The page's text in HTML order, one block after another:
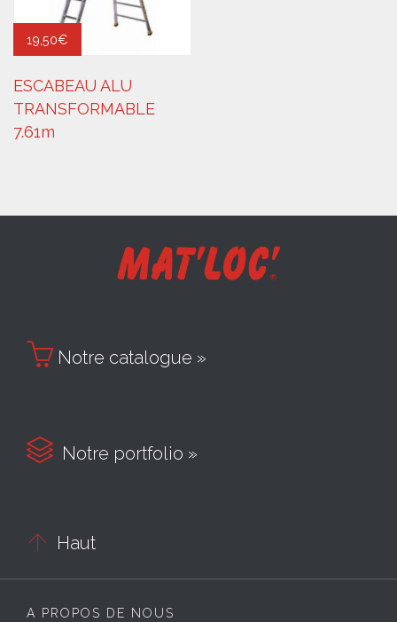
19,50€
ESCABEAU ALU
TRANSFORMABLE
7.61m
 Notre catalogue »
 Notre portfolio »
 Haut
A PROPOS DE NOUS